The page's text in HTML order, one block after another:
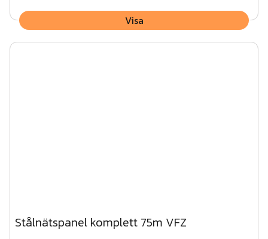
Visa
Stålnätspanel komplett 75m VFZ